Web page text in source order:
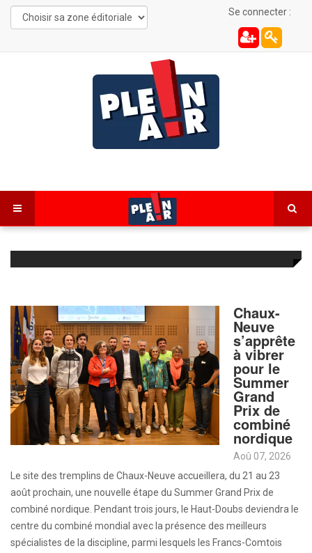
Se connecter :
Chaux-
Neuve
s’apprête
à vibrer
pour le
Summer
Grand
Prix de
combiné
nordique
Aoû 07, 2026
Le site des tremplins de Chaux-Neuve accueillera, du 21 au 23
août prochain, une nouvelle étape du Summer Grand Prix de
combiné nordique. Pendant trois jours, le Haut-Doubs deviendra le
centre du combiné mondial avec la présence des meilleurs
spécialistes de la discipline, parmi lesquels les Francs-Comtois